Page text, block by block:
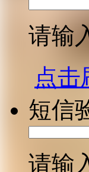
请输
点击
短信
请输